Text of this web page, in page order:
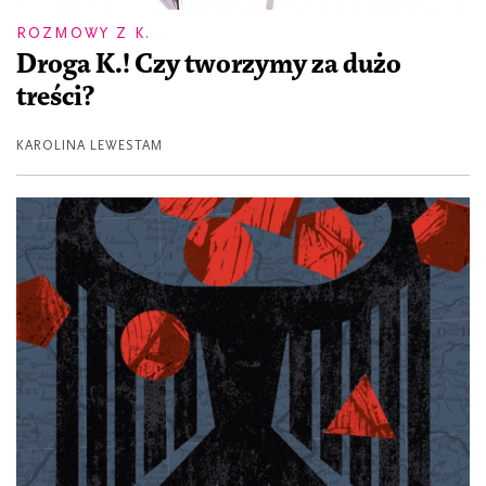
ROZMOWY Z K.
Droga K.! Czy tworzymy za dużo
treści?
KAROLINA LEWESTAM